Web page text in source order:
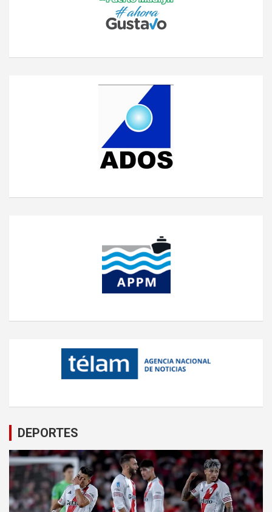
DEPORTES